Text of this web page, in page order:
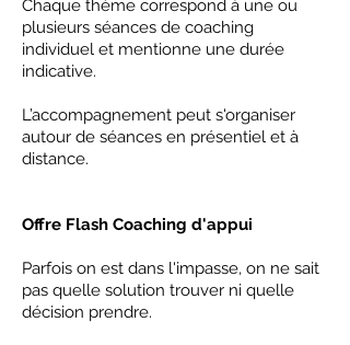
Chaque thème correspond à une ou
plusieurs séances de coaching
individuel et mentionne une durée
indicative.
L’accompagnement peut s'organiser
autour de séances en présentiel et à
distance.
Offre Flash Coaching d'appui
Parfois on est dans l'impasse, on ne sait
pas quelle solution trouver ni quelle
décision prendre.